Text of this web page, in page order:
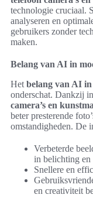
technologie cruciaal.
analyseren en
gebruikers zonder
maken.
Belang van AI in
Het belang van AI
onderschat. Dankzij
camera’s en
beter presterende
omstandigheden. De
Verbeterde
in belichting en
Snellere en
en creativiteit